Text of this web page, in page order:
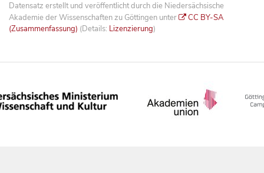
Datensatz erstellt und veröffentlicht durch die Niedersächsische
Akademie der Wissenschaften zu Göttingen unter
CC BY-SA
(Zusammenfassung) (Details: Lizenzierung)